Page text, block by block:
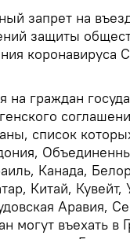
запрет на
защиты
коронавируса
на граждан
список
Канада,
Китай, Кувейт,
Аравия,
могут въехать